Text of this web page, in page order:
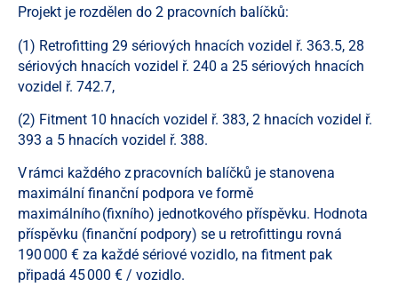
Projekt je rozdělen do 2 pracovních balíčků:
(1) Retrofitting 29 sériových hnacích vozidel ř. 363.5, 28
sériových hnacích vozidel ř. 240 a 25 sériových hnacích
vozidel ř. 742.7,
(2) Fitment 10 hnacích vozidel ř. 383, 2 hnacích vozidel ř.
393 a 5 hnacích vozidel ř. 388.
V rámci každého z pracovních balíčků je stanovena
maximální finanční podpora ve formě
maximálního (fixního) jednotkového příspěvku. Hodnota
příspěvku (finanční podpory) se u retrofittingu rovná
190 000 € za každé sériové vozidlo, na fitment pak
připadá 45 000 € / vozidlo.